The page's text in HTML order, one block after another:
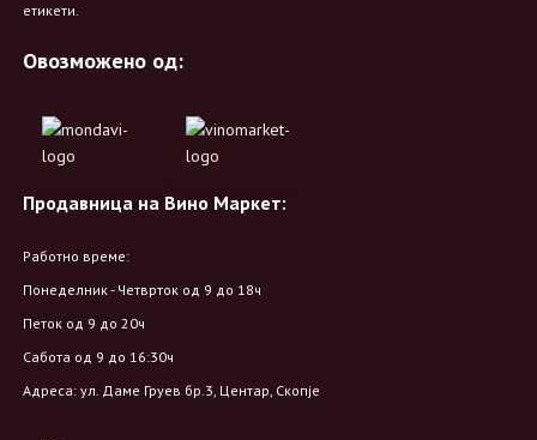
етикети.
Овозможено од:
Продавница на Вино Маркет:
Работно време:
Понеделник - Четврток од 9 до 18ч
Петок од 9 до 20ч
Сабота од 9 до 16:30ч
Адреса: ул. Даме Груев бр.3, Центар, Скопје